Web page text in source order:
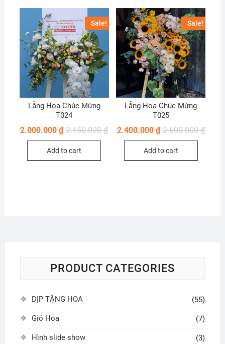
Sale!
Lẵng Hoa Chúc Mừng
T024
2.150.000₫
2.000.000₫
Add to cart
Sale!
Lẵng Hoa Chúc Mừng
T025
2.600.000₫
2.400.000 ₫
Add to cart
PRODUCT CATEGORIES
DỊP TẶNG HOA (55)
Giỏ Hoa (7)
Hình slide show (3)